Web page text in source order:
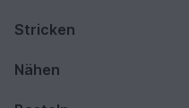
Stricken
Nähen